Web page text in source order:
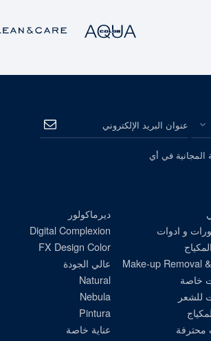
عنوان البريد الإلكتروني
الاشتراك
المجانية في أي
و ادوات
Make-up Removal
خاصة
للشعر
محترفة
ديرماكولور
Digital Complexion
FX Design Color
عالي الجودة
Natural
Nebula
Pintura
عناية خاصة